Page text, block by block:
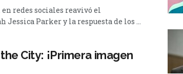
redes sociales reavivó el
Parker y la respuesta de los ...
City: ¡Primera imagen